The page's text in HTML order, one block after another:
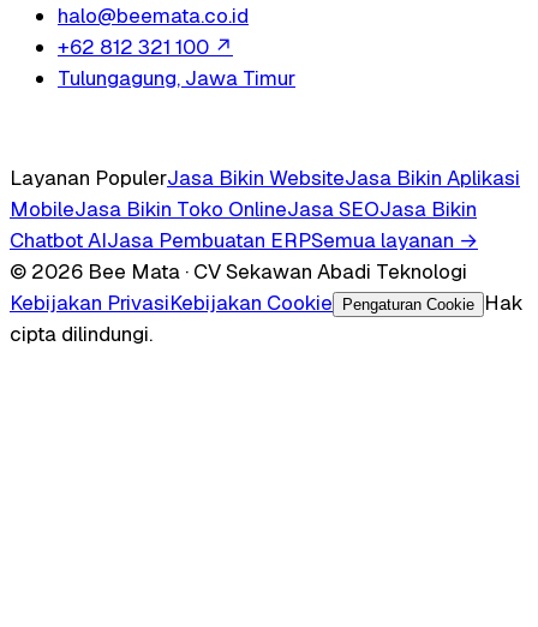
halo@beemata.co.id
+62 812 321 100 ↗
Tulungagung, Jawa Timur
Layanan PopulerJasa Bikin WebsiteJasa Bikin Aplikasi
MobileJasa Bikin Toko OnlineJasa SEOJasa Bikin
Chatbot AIJasa Pembuatan ERPSemua layanan →
© 2026 Bee Mata · CV Sekawan Abadi Teknologi
Kebijakan PrivasiKebijakan Cookie Pengaturan Cookie
Hak
cipta dilindungi.